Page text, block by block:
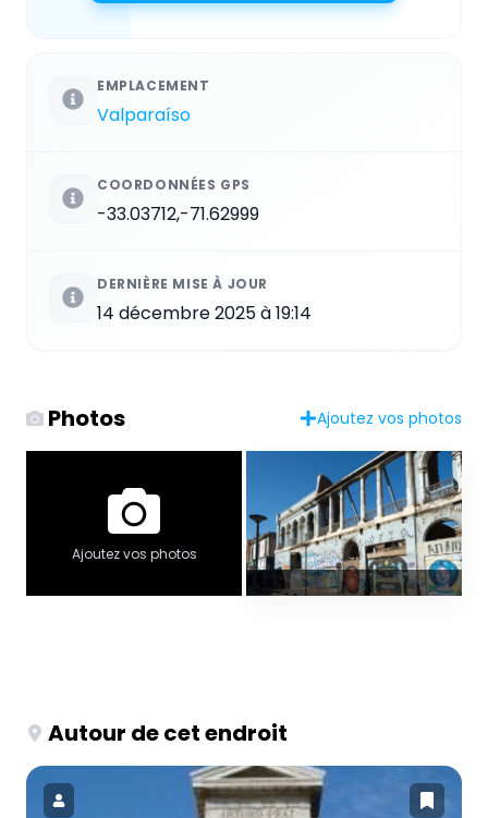
EMPLACEMENT
Valparaíso
COORDONNÉES GPS
-33.03712,-71.62999
DERNIÈRE MISE À JOUR
14 décembre 2025 à 19:14
Photos Ajoutez vos photos
Ajoutez vos photos
Autour de cet endroit